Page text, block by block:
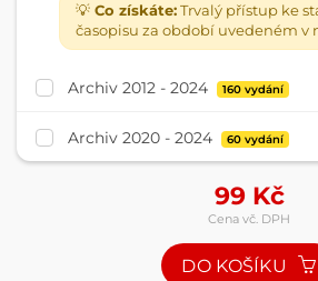
💡 Co získáte:Trvalý přístup ke
časopisu za období uvedeném v
Archiv 2012 - 2024 160 vydání
Archiv 2020 - 2024 60 vydání
99Kč
Cena vč. DPH
DO KOŠÍKU